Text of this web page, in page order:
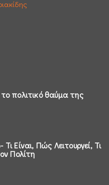
πολιτικό θαύμα της
Είναι, Πώς Λειτουργεί, Τι
Πολίτη